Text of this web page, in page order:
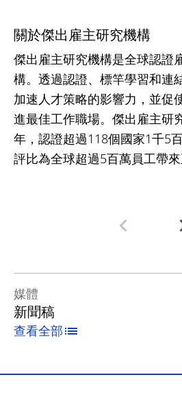
關於傑出雇主研究機構
傑出雇主研究機構是全球認證
構。透過認證、標竿學習和連
加速人才策略的影響力，並促
進最佳工作職場。傑出雇主研
年，認證超過118個國家1千5
評比為全球超過5百萬員工帶來
媒體
新聞稿
查看全部